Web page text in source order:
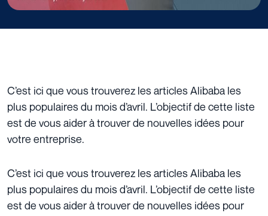
C’est ici que vous trouverez les articles Alibaba les
plus populaires du mois d’avril. L’objectif de cette liste
est de vous aider à trouver de nouvelles idées pour
votre entreprise.
C’est ici que vous trouverez les articles Alibaba les
plus populaires du mois d’avril. L’objectif de cette liste
est de vous aider à trouver de nouvelles idées pour